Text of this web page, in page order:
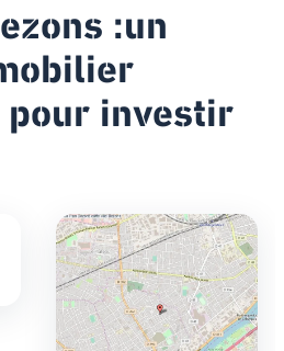
:un
investir